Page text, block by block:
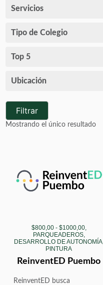
Servicios
Tipo de Colegio
Top 5
Ubicación
Filtrar
Mostrando el único resultado
$800,00 - $1000,00,
PARQUEADEROS,
DESARROLLO DE AUTONOMÍA,
PINTURA
ReinventED Puembo
ReinventED busca